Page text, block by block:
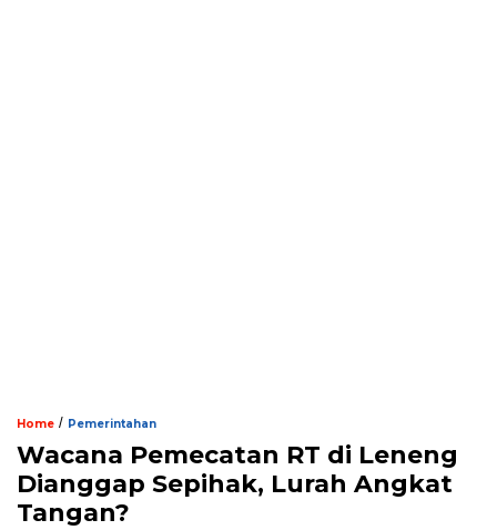
Home / Pemerintahan
Wacana Pemecatan RT di Leneng
Dianggap Sepihak, Lurah Angkat
Tangan?